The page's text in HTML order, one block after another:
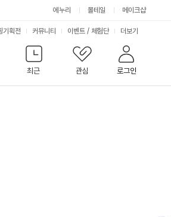
에누리 몰테일 메이크샵
최근
관심 로그인
기획전 커뮤니티 이벤트 / 체험단 서
비
스
더보기